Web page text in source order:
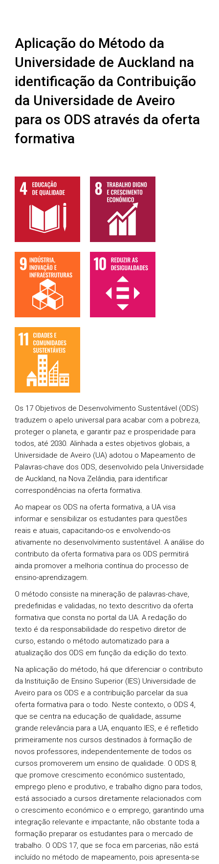
Aplicação do Método da
Universidade de Auckland na
identificação da Contribuição
da Universidade de Aveiro
para os ODS através da oferta
formativa
Os 17 Objetivos de Desenvolvimento Sustentável (ODS)
traduzem o apelo universal para acabar com a pobreza,
proteger o planeta, e garantir paz e prosperidade para
todos, até 2030. Alinhada a estes objetivos globais, a
Universidade de Aveiro (UA) adotou o Mapeamento de
Palavras-chave dos ODS, desenvolvido pela Universidade
de Auckland, na Nova Zelândia, para identificar
correspondências na oferta formativa.
Ao mapear os ODS na oferta formativa, a UA visa
informar e sensibilizar os estudantes para questões
reais e atuais, capacitando-os e envolvendo-os
ativamente no desenvolvimento sustentável. A análise do
contributo da oferta formativa para os ODS permitirá
ainda promover a melhoria contínua do processo de
ensino-aprendizagem.
O método consiste na mineração de palavras-chave,
predefinidas e validadas, no texto descritivo da oferta
formativa que consta no portal da UA. A redação do
texto é da responsabilidade do respetivo diretor de
curso, estando o método automatizado para a
atualização dos ODS em função da edição do texto.
Na aplicação do método, há que diferenciar o contributo
da Instituição de Ensino Superior (IES) Universidade de
Aveiro para os ODS e a contribuição parcelar da sua
oferta formativa para o todo. Neste contexto, o ODS 4,
que se centra na educação de qualidade, assume
grande relevância para a UA, enquanto IES, e é refletido
primeiramente nos cursos destinados à formação de
novos professores, independentemente de todos os
cursos promoverem um ensino de qualidade. O ODS 8,
que promove crescimento económico sustentado,
emprego pleno e produtivo, e trabalho digno para todos,
está associado a cursos diretamente relacionados com
o crescimento económico e o emprego, garantindo uma
integração relevante e impactante, não obstante toda a
formação preparar os estudantes para o mercado de
trabalho. O ODS 17, que se foca em parcerias, não está
incluído no método de mapeamento, pois apresenta-se